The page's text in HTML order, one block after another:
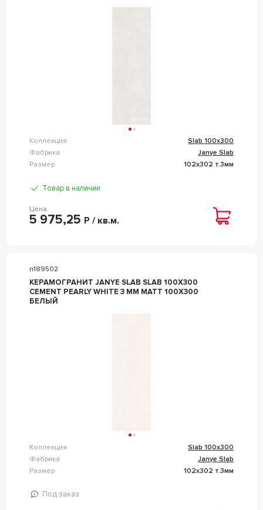
Коллекция
Slab 100x300
Фабрика
Janye Slab
Размер
102x302 т.3мм
Товар в наличии
Цена
5 975,25 Р / кв.м.
n189502
КЕРАМОГРАНИТ JANYE SLAB SLAB 100X300
CEMENT PEARLY WHITE 3 MM MATT 100X300
БЕЛЫЙ
Коллекция
Slab 100x300
Фабрика
Janye Slab
Размер
102x302 т.3мм
Под заказ